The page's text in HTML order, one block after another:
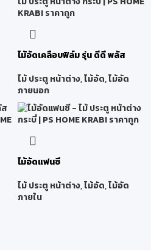
ไม้อัดเคลือบฟิล์ม รุ่น ดีดี พลัส
ไม้ ประตู หน้าต่าง,ไม้อัด,ไม้อัด
ภายนอก
ไม้อัดแฟนซี
ไม้ ประตู หน้าต่าง,ไม้อัด,ไม้อัด
ภายใน